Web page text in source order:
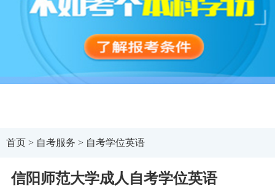
首页> 自考服务 > 自考学位英语
信阳师范大学成人自考学位英语